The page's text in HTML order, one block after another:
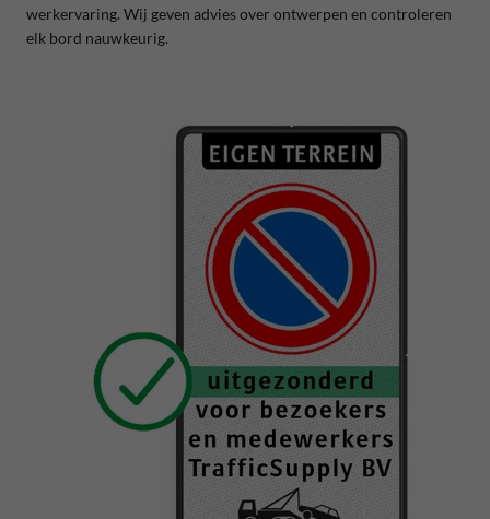
werkervaring. Wij geven advies over ontwerpen en controleren
elk bord nauwkeurig.